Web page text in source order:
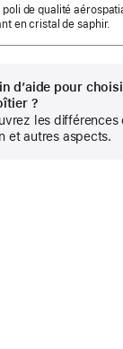
poli de qualité
en cristal de saphir.
d’aide pour
?
les différences
et autres aspects.